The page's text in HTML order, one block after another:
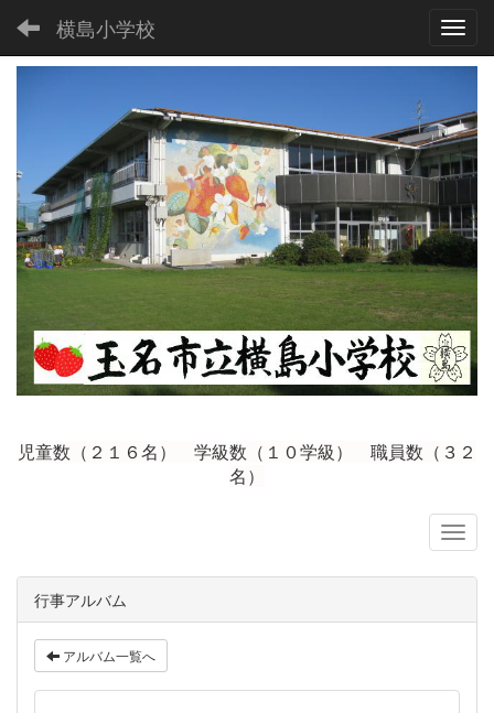
横島小学校
児童数（２１６名） 学級数（１０学級） 職員数（３２
名）
行事アルバム
アルバム一覧へ